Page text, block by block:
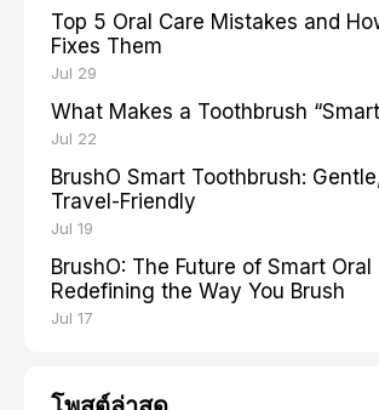
Top 5 Oral Care Mistakes and
Fixes Them
Jul 29
What Makes a Toothbrush
Jul 22
BrushO Smart Toothbrush:
Travel-Friendly
Jul 19
BrushO: The Future of Smart
Redefining the Way You Brush
Jul 17